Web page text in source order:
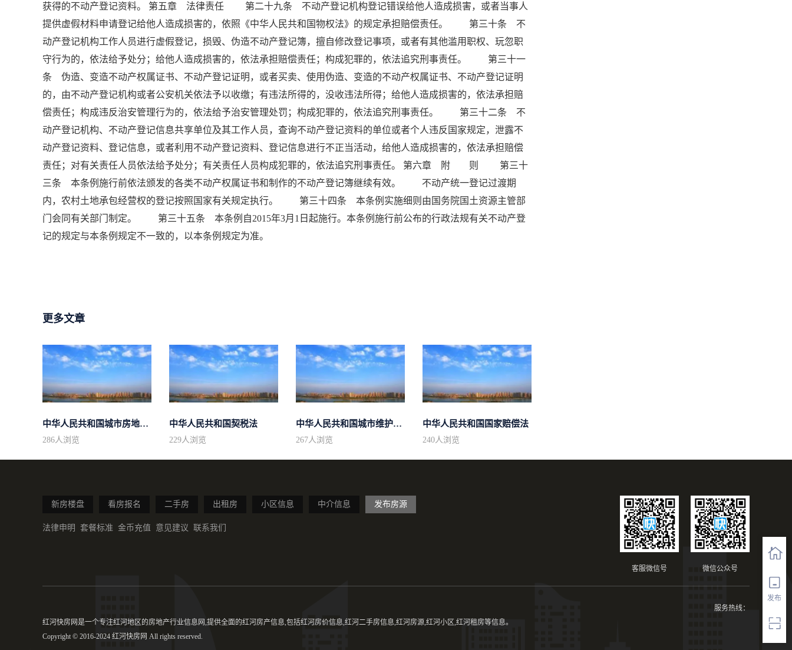
发布
获得的不动产登记资料。 第五章 法律责任 第二十九条 不动产登记机构登记错误给他人造成损害，或者当事人
提供虚假材料申请登记给他人造成损害的，依照《中华人民共和国物权法》的规定承担赔偿责任。 第三十条 不
动产登记机构工作人员进行虚假登记，损毁、伪造不动产登记簿，擅自修改登记事项，或者有其他滥用职权、玩忽职
守行为的，依法给予处分；给他人造成损害的，依法承担赔偿责任；构成犯罪的，依法追究刑事责任。 第三十一
条 伪造、变造不动产权属证书、不动产登记证明，或者买卖、使用伪造、变造的不动产权属证书、不动产登记证明
的，由不动产登记机构或者公安机关依法予以收缴；有违法所得的，没收违法所得；给他人造成损害的，依法承担赔
偿责任；构成违反治安管理行为的，依法给予治安管理处罚；构成犯罪的，依法追究刑事责任。 第三十二条 不
动产登记机构、不动产登记信息共享单位及其工作人员，查询不动产登记资料的单位或者个人违反国家规定，泄露不
动产登记资料、登记信息，或者利用不动产登记资料、登记信息进行不正当活动，给他人造成损害的，依法承担赔偿
责任；对有关责任人员依法给予处分；有关责任人员构成犯罪的，依法追究刑事责任。 第六章 附 则 第三十
三条 本条例施行前依法颁发的各类不动产权属证书和制作的不动产登记簿继续有效。 不动产统一登记过渡期
内，农村土地承包经营权的登记按照国家有关规定执行。 第三十四条 本条例实施细则由国务院国土资源主管部
门会同有关部门制定。 第三十五条 本条例自2015年3月1日起施行。本条例施行前公布的行政法规有关不动产登
记的规定与本条例规定不一致的，以本条例规定为准。
更多文章
中华人民共和国城市房地产管理法
286人浏览
中华人民共和国契税法
229人浏览
中华人民共和国城市维护建设税法
267人浏览
中华人民共和国国家赔偿法
240人浏览
新房楼盘 看房报名 二手房 出租房 小区信息 中介信息 发布房源
法律申明 套餐标准 金币充值 意见建议 联系我们
微信公众号
客服微信号
服务热线：
红河快房网是一个专注红河地区的房地产行业信息网,提供全面的红河房产信息,包括红河房价信息,红河二手房信息,红河房源,红河小区,红河租房等信息。
Copyright © 2016-2024 红河快房网 All rights reserved.